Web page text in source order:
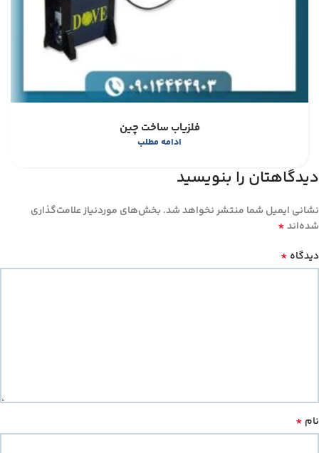
فلزیاب ساخت چین
ادامه مطلب
دیدگاهتان را بنویسید
نشانی ایمیل شما منتشر نخواهد شد. بخش‌های موردنیاز علامت‌گذاری
شده‌اند*
دیدگاه *
نام *